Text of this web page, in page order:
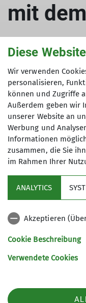
mit
News Startseite
Mitten durch
1989 eine
Vortragsreihe
Schule statt.
West und Ost
getrennt. 30 Jahre
Lübeck in
Diese
Wir verwenden
personalisieren,
können und Zugriffe
Außerdem geben wir
unserer Website an
Werbung und
Informationen
zusammen, die Sie
im Rahmen Ihrer
ANALYTICS
Akzeptieren
Cookie Beschreibung
Verwendete Cookies